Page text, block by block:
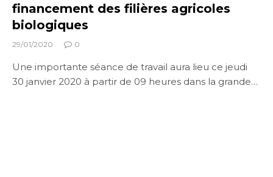
financement des filières agricoles
biologiques
29/01/2020 0
Une importante séance de travail aura lieu ce jeudi
30 janvier 2020 à partir de 09 heures dans la grande…